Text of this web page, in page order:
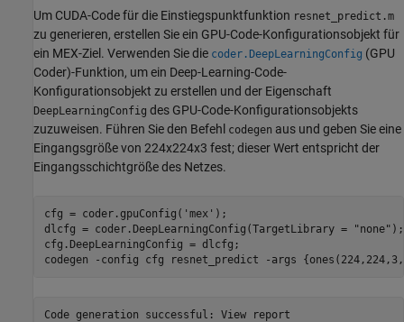
Um CUDA-Code für die Einstiegspunktfunktion resnet_predict.m
zu generieren, erstellen Sie ein GPU-Code-Konfigurationsobjekt für
ein MEX-Ziel. Verwenden Sie die coder.DeepLearningConfig (GPU
Coder)-Funktion, um ein Deep-Learning-Code-
Konfigurationsobjekt zu erstellen und der Eigenschaft
DeepLearningConfig des GPU-Code-Konfigurationsobjekts
zuzuweisen. Führen Sie den Befehl codegen aus und geben Sie eine
Eingangsgröße von 224x224x3 fest; dieser Wert entspricht der
Eingangsschichtgröße des Netzes.
cfg = coder.gpuConfig( 'mex' );
dlcfg = coder.DeepLearningConfig(TargetLibrary =
"none" );
cfg.DeepLearningConfig = dlcfg;
codegen
-config cfg resnet_predict -args